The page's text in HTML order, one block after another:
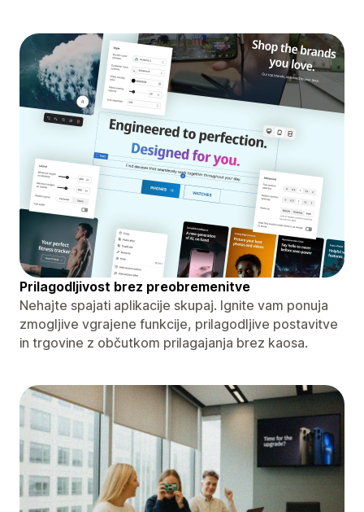
Prilagodljivost brez preobremenitve
Nehajte spajati aplikacije skupaj. Ignite vam ponuja
zmogljive vgrajene funkcije, prilagodljive postavitve
in trgovine z občutkom prilagajanja brez kaosa.